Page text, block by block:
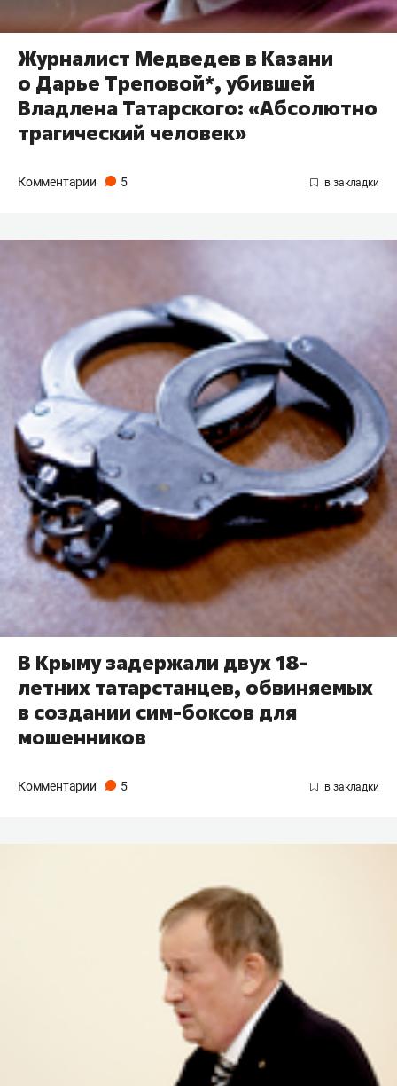
Журналист Медведев в Казани
о Дарье Треповой*, убившей
Владлена Татарского: «Абсолютно
трагический человек»
Комментарии 5
В Крыму задержали двух 18-
летних татарстанцев, обвиняемых
в создании сим-боксов для
мошенников
Комментарии 5